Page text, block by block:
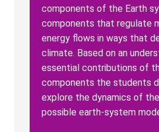
components of the Earth
components that regulate
energy flows in ways that
climate. Based on an
essential contributions of
components the students
explore the dynamics of
possible earth-system